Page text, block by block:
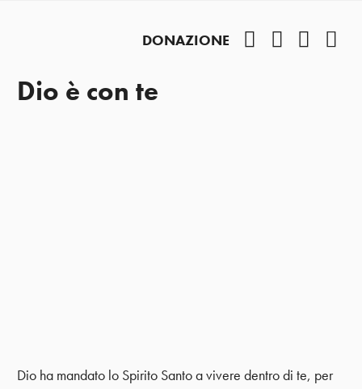
DONAZIONE
Dio è con te
Dio ha mandato lo Spirito Santo a vivere dentro di te, per